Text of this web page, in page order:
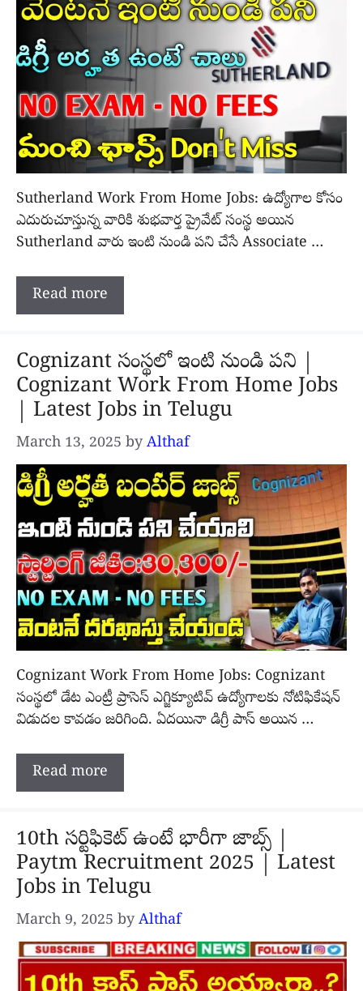
Sutherland Work From Home Jobs: ఉద్యోగాల కోసం
ఎదురుచూస్తున్న వారికి శుభవార్త ప్రైవేట్ సంస్థ అయిన
Sutherland వారు ఇంటి నుండి పని చేసే Associate …
Read more
Cognizant సంస్థలో ఇంటి నుండి పని |
Cognizant Work From Home Jobs
| Latest Jobs in Telugu
March 13, 2025 by Althaf
Cognizant Work From Home Jobs: Cognizant
సంస్థలో డేట ఎంట్రీ ప్రాసెస్ ఎగ్జిక్యూటివ్ ఉద్యోగాలకు నోటిఫికేషన్
విడుదల కావడం జరిగింది. ఏదయినా డిగ్రీ పాస్ అయిన …
Read more
10th సర్టిఫికెట్ ఉంటే భారీగా జాబ్స్ |
Paytm Recruitment 2025 | Latest
Jobs in Telugu
March 9, 2025 by Althaf